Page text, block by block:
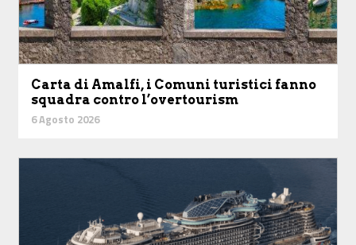
Carta di Amalfi, i Comuni turistici fanno
squadra contro l’overtourism
6 Agosto 2026